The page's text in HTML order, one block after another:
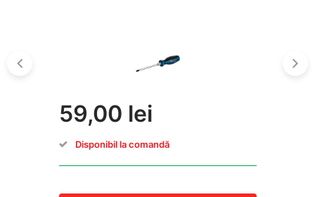
59,00 lei
Disponibil la comandă